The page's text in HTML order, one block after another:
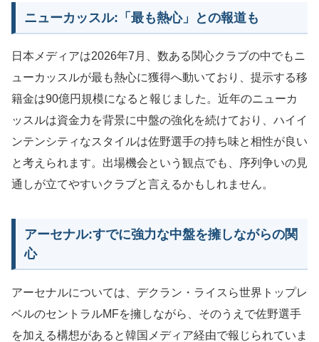
ニューカッスル:「最も熱心」との報道も
日本メディアは2026年7月、数ある関心クラブの中でもニ
ューカッスルが最も熱心に獲得へ動いており、提示する移
籍金は90億円規模になると報じました。近年のニューカ
ッスルは資金力を背景に中盤の強化を続けており、ハイイ
ンテンシティなスタイルは佐野選手の持ち味と相性が良い
と考えられます。出場機会という観点でも、序列争いの見
通しが立てやすいクラブと言えるかもしれません。
アーセナル:すでに強力な中盤を擁しながらの関
心
アーセナルについては、デクラン・ライスら世界トップレ
ベルのセントラルMFを擁しながら、そのうえで佐野選手
を加える構想があると韓国メディア経由で報じられていま